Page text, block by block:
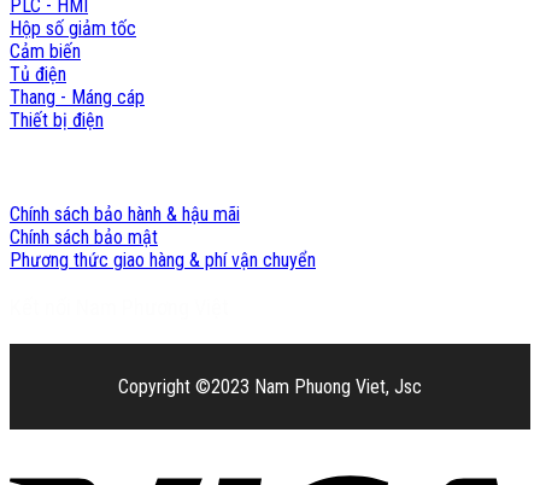
PLC - HMI
Hộp số giảm tốc
Cảm biến
Tủ điện
Thang - Máng cáp
Thiết bị điện
Chính sách bảo hành & hậu mãi
Chính sách bảo mật
Phương thức giao hàng & phí vận chuyển
Copyright ©2023 Nam Phuong Viet, Jsc